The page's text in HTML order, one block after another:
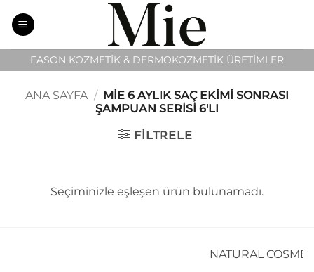
atla
FASON KOZMETİK & DERMOKOZMETİK ÜRETİMLER
ANA SAYFA / MIE 6 AYLIK SAÇ EKIMI SONRASI
ŞAMPUAN SERISI 6'LI
FILTRELE
Seçiminizle eşleşen ürün bulunamadı.
NATURAL